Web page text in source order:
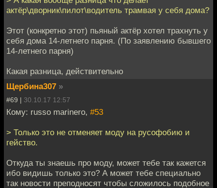
актёр\дворник\пилот\водитель трамвая у себя дома?
Этот (конкретно этот) пьяный актёр хотел трахнуть у
себя дома 14-летнего парня. (По заявлению бывшего
14-летнего парня)
Какая разница, действительно
Щербина307 »
#69 | 30.10.17 12:57
Кому: russo marinero, #53
> Только это не отменяет моду на русофобию и
гейство.
Откуда ты знаешь про моду, может тебе так кажется
ибо видишь только это? А может тебе специально
так новости преподносят чтобы сложилось подобное